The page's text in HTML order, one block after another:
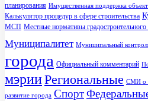
планирования Имущественная поддержка
Калькулятор процедур в сфере строительства
МСП Местные нормативы градостроительного
Муниципалитет Муниципальный
города Официальный комментарий
мэрииРегиональные СМИ о
развитие города Спорт